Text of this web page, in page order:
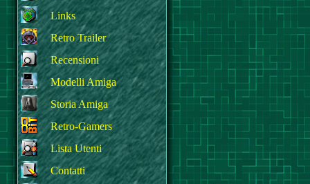
Links
Retro Trailer
Recensioni
Modelli Amiga
Storia Amiga
Retro-Gamers
Lista Utenti
Contatti